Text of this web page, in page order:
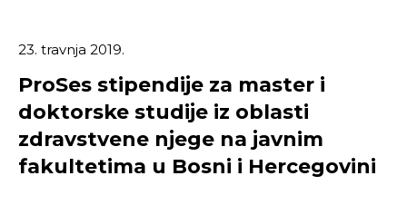
23. travnja 2019.
ProSes stipendije za master i
doktorske studije iz oblasti
zdravstvene njege na javnim
fakultetima u Bosni i Hercegovini